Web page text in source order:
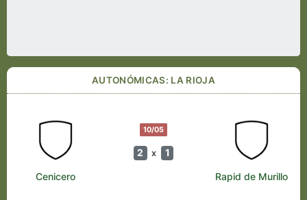
AUTONÓMICAS: LA RIOJA
10/05
2 x 1
Cenicero Rapid de Murillo